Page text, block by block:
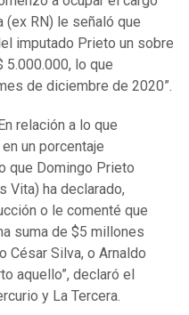
(ex RN) le señaló que
imputado Prieto un sobre
5.000.000, lo que
de diciembre de 2020”.
relación a lo que
un porcentaje
que Domingo Prieto
Vita) ha declarado,
o le comenté que
suma de $5 millones
César Silva, o Arnaldo
aquello”, declaró el
y La Tercera.